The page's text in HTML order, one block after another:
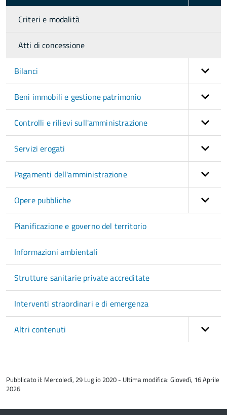
Criteri e modalità
Atti di concessione
Bilanci
Beni immobili e gestione patrimonio
Controlli e rilievi sull'amministrazione
Servizi erogati
Pagamenti dell'amministrazione
Opere pubbliche
Pianificazione e governo del territorio
Informazioni ambientali
Strutture sanitarie private accreditate
Interventi straordinari e di emergenza
Altri contenuti
del
contenuto
Pubblicato il: Mercoledì, 29 Luglio 2020 - Ultima modifica: Giovedì, 16 Aprile
2026